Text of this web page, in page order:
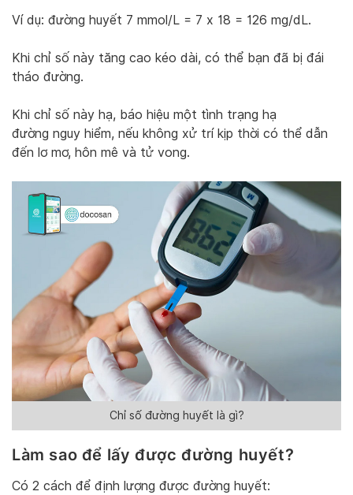
Ví dụ: đường huyết 7 mmol/L = 7 x 18 = 126 mg/dL.
Khi chỉ số này tăng cao kéo dài, có thể bạn đã bị đái
tháo đường.
Khi chỉ số này hạ, báo hiệu một tình trạng hạ
đường nguy hiểm, nếu không xử trí kịp thời có thể dẫn
đến lơ mơ, hôn mê và tử vong.
Chỉ số đường huyết là gì?
Làm sao để lấy được đường huyết?
Có 2 cách để định lượng được đường huyết: